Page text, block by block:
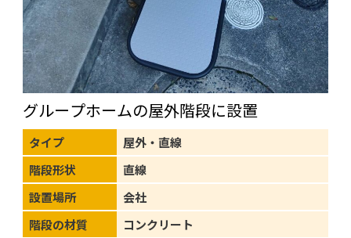
グループホームの屋外階段に設置
タイプ
屋外・直線
階段形状
直線
設置場所
会社
階段の材質
コンクリート